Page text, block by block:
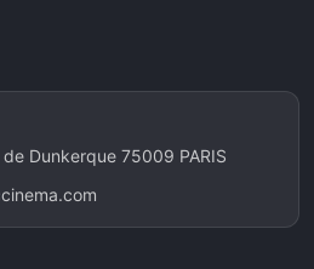
Dunkerque 75009 PARIS